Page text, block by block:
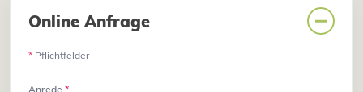
Online Anfrage
* Pflichtfelder
Anrede*